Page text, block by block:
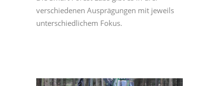
verschiedenen Ausprägungen mit jeweils
unterschiedlichem Fokus.